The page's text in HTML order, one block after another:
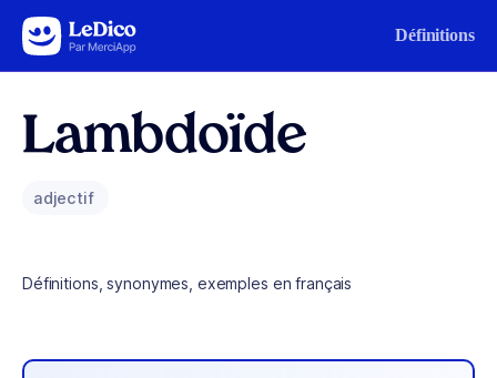
Aller au contenu Définitions
Lambdoïde
adjectif
Définitions, synonymes, exemples en français